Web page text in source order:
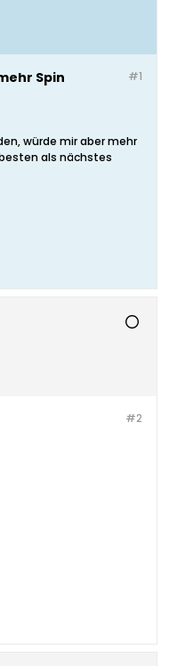
#1
Spin
würde mir aber mehr
als nächstes
#2